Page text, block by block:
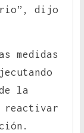
dijo
medidas
la
reactivar